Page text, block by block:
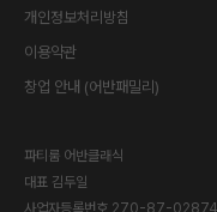
개인정보처리방침
이용약관
창업 안내 (어반패밀리)
파티룸 어반클래식
대표 김두일
사업자등록번호 270-87-02874